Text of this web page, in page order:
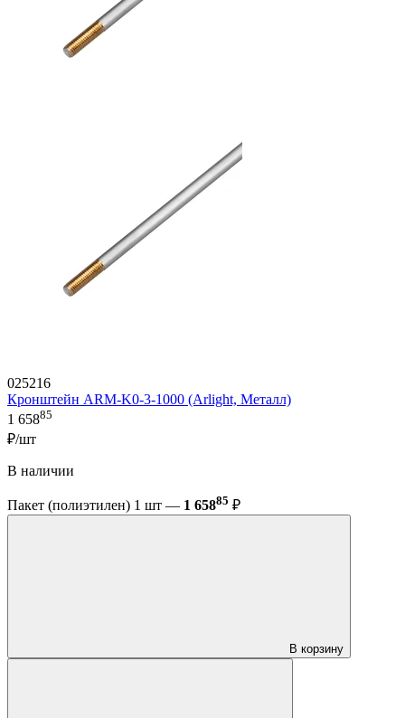
025216
Кронштейн ARM-K0-3-1000 (Arlight, Металл)
1 65885
₽/шт
В наличии
Пакет (полиэтилен) 1 шт — 1 65885 ₽
В корзину